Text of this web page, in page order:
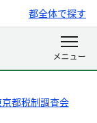
都全体で探す
京都税制調査会